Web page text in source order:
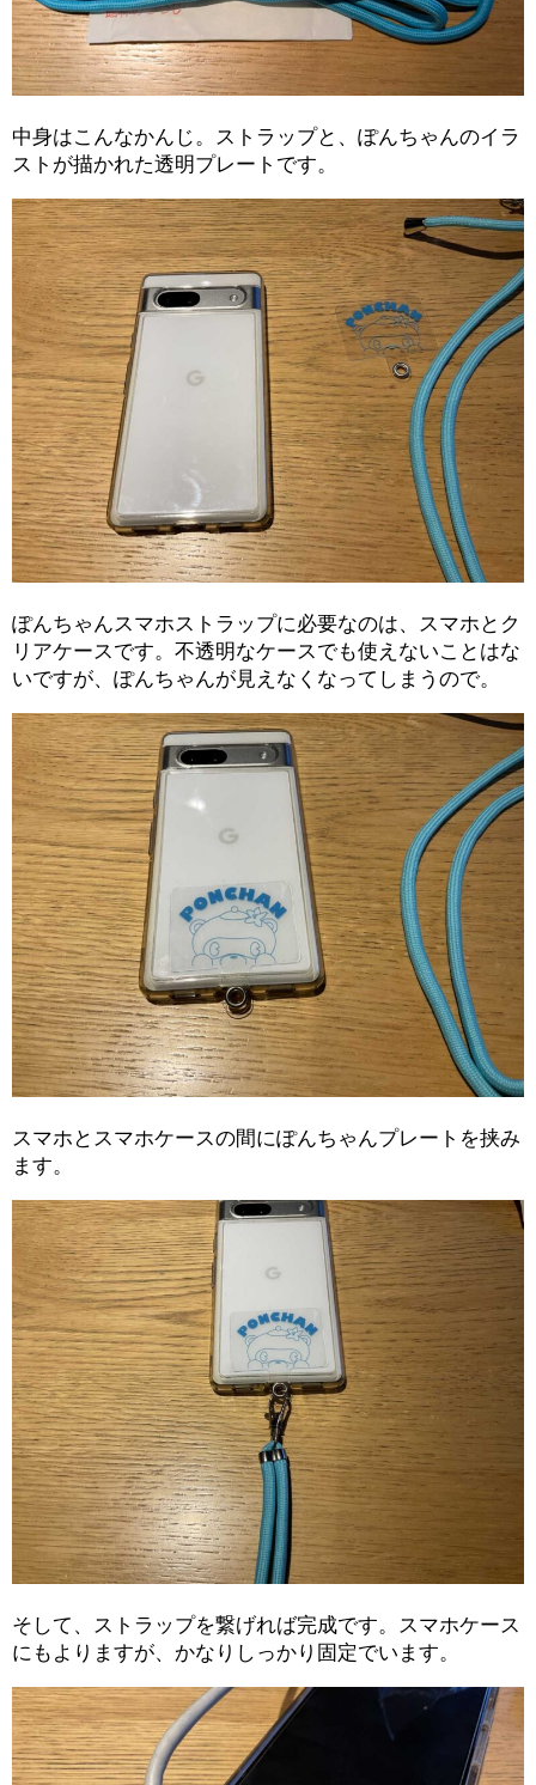
中身はこんなかんじ。ストラップと、ぽんちゃんのイラ
ストが描かれた透明プレートです。
ぽんちゃんスマホストラップに必要なのは、スマホとク
リアケースです。不透明なケースでも使えないことはな
いですが、ぽんちゃんが見えなくなってしまうので。
スマホとスマホケースの間にぽんちゃんプレートを挟み
ます。
そして、ストラップを繋げれば完成です。スマホケース
にもよりますが、かなりしっかり固定でいます。